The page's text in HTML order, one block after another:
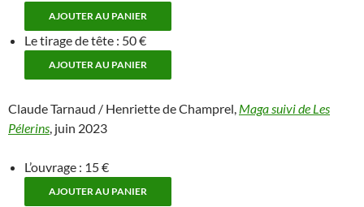
Le tirage de tête : 50 €
Claude Tarnaud / Henriette de Champrel, Maga suivi de Les
Pélerins, juin 2023
L’ouvrage : 15 €